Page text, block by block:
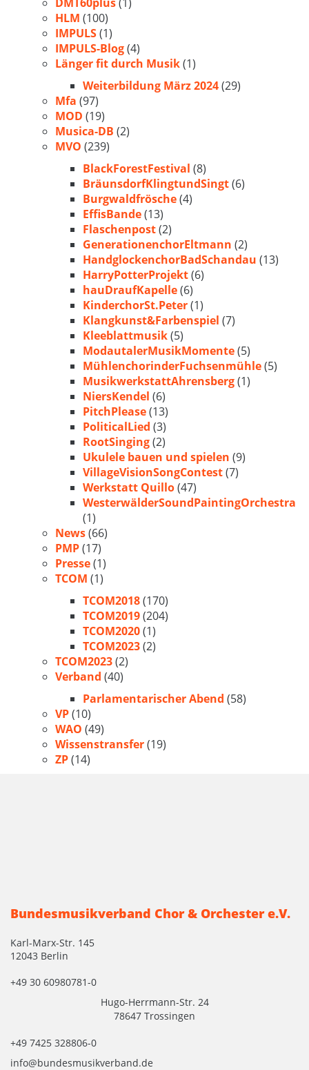
HLM (100)
IMPULS(1)
IMPULS-Blog(4)
Länger fit durch Musik(1)
Weiterbildung März 2024(29)
Mfa (97)
MOD (19)
Musica-DB (2)
MVO (239)
BlackForestFestival (8)
BräunsdorfKlingtundSingt(6)
Burgwaldfrösche(4)
EffisBande(13)
Flaschenpost(2)
GenerationenchorEltmann (2)
HandglockenchorBadSchandau (13)
HarryPotterProjekt(6)
hauDraufKapelle(6)
KinderchorSt.Peter(1)
Klangkunst&Farbenspiel (7)
Kleeblattmusik(5)
ModautalerMusikMomente(5)
MühlenchorinderFuchsenmühle(5)
MusikwerkstattAhrensberg(1)
NiersKendel (6)
PitchPlease(13)
PoliticalLied (3)
RootSinging(2)
Ukulele bauen und spielen (9)
VillageVisionSongContest(7)
Werkstatt Quillo(47)
WesterwälderSoundPaintingOrchestra
(1)
News(66)
PMP(17)
Presse(1)
TCOM (1)
TCOM2018(170)
TCOM2019(204)
TCOM2020(1)
TCOM2023(2)
TCOM2023(2)
Verband (40)
Parlamentarischer Abend (58)
VP(10)
WAO (49)
Wissenstransfer(19)
ZP(14)
Bundesmusikverband Chor & Orchester e.V.
Karl-Marx-Str. 145
12043 Berlin
+49 30 60980781-0
Hugo-Herrmann-Str. 24
78647 Trossingen
+49 7425 328806-0
info@bundesmusikverband.de